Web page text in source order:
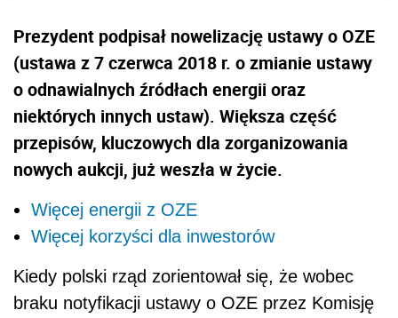
Prezydent podpisał nowelizację ustawy o OZE
(ustawa z 7 czerwca 2018 r. o zmianie ustawy
o odnawialnych źródłach energii oraz
niektórych innych ustaw). Większa część
przepisów, kluczowych dla zorganizowania
nowych aukcji, już weszła w życie.
Więcej energii z OZE
Więcej korzyści dla inwestorów
Kiedy polski rząd zorientował się, że wobec
braku notyfikacji ustawy o OZE przez Komisję